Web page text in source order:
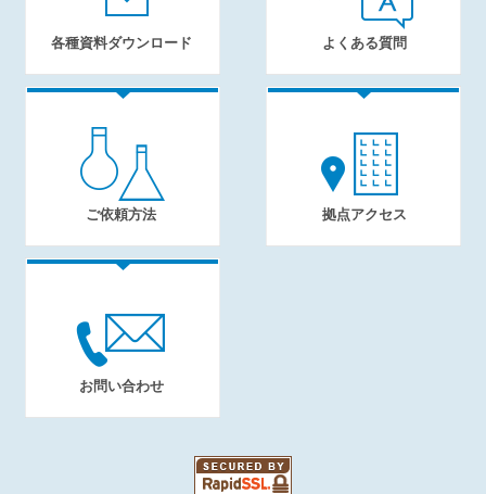
各種資料ダウンロード よくある質問
ご依頼方法 拠点アクセス
お問い合わせ